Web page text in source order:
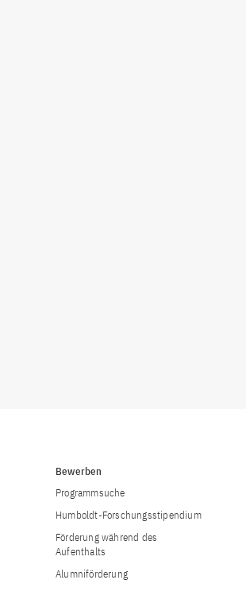
Bewerben
Programmsuche
Humboldt-Forschungsstipendium
Förderung während des
Aufenthalts
Alumniförderung